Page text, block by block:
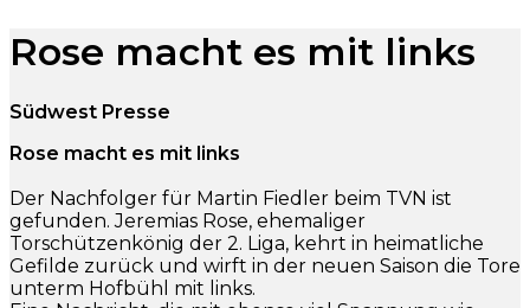
Rose macht es mit links
Südwest Presse
Rose macht es mit links
Der Nachfolger für Martin Fiedler beim TVN ist
gefunden. Jeremias Rose, ehemaliger
Torschützenkönig der 2. Liga, kehrt in heimatliche
Gefilde zurück und wirft in der neuen Saison die Tore
unterm Hofbühl mit links.